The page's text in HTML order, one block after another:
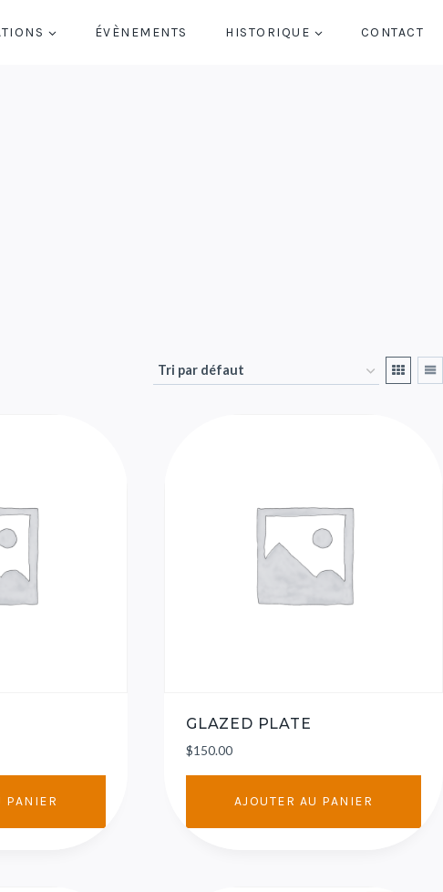
ÉVÈNEMENTS HISTORIQUE CONTACT
PANIER
GLAZED PLATE
$150.00
AJOUTER AU PANIER